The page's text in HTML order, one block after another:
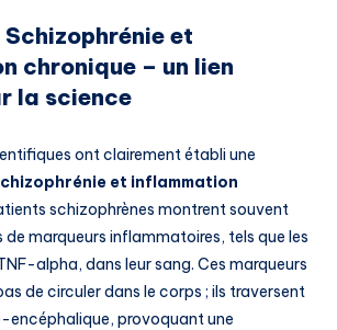
et
chronique – un lien
la science
ont clairement établi une
et inflammation
schizophrènes montrent souvent
de marqueurs inflammatoires, tels que les
alpha, dans leur sang. Ces marqueurs
de circuler dans le corps ; ils traversent
encéphalique, provoquant une